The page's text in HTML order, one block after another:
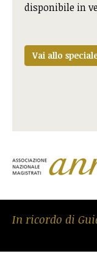
disponibile in
Vai allo
In ricordo di